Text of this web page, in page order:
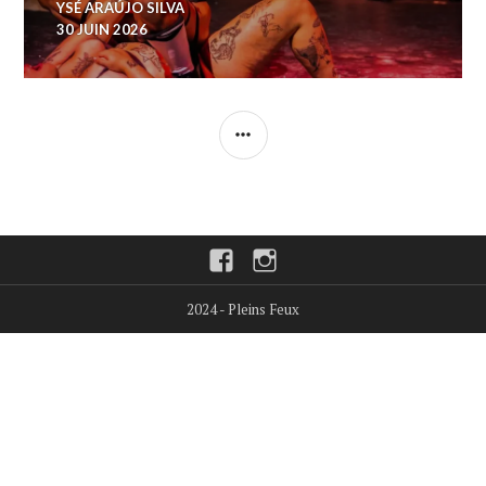
YSÉ ARAÚJO SILVA
30 JUIN 2026
COLONNE
Facebook
2024 - Pleins Feux